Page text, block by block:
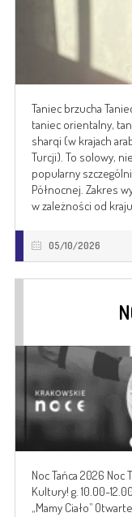
Taniec brzucha
taniec orientalny,
sharqi (w krajach
Turcji). To solowy,
popularny
Północnej. Zakres
w zależności od
05/10/2026
Noc Tańca 2026
Kultury! g. 10.00-
„Mamy Ciało”